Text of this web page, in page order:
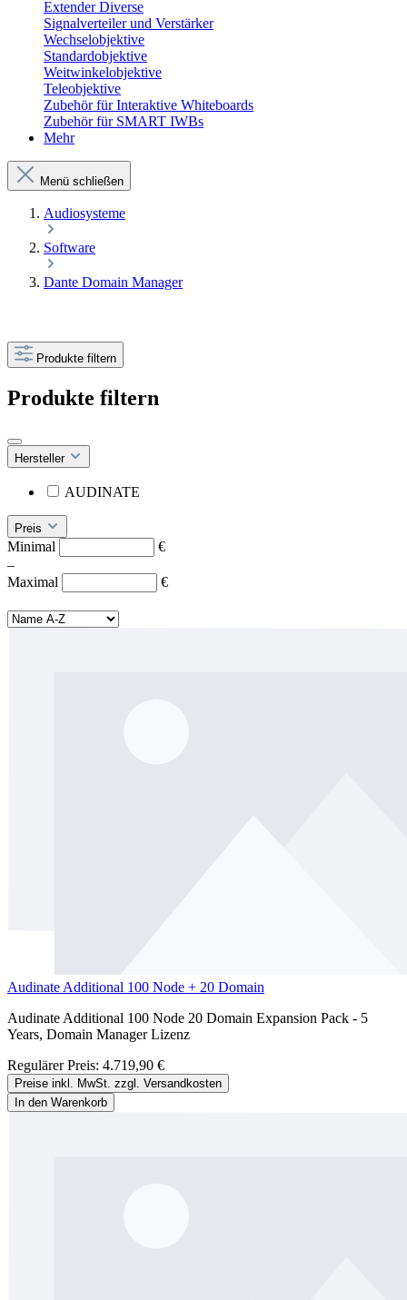
Extender Diverse
Signalverteiler und Verstärker
Wechselobjektive
Standardobjektive
Weitwinkelobjektive
Teleobjektive
Zubehör für Interaktive Whiteboards
Zubehör für SMART IWBs
Mehr
Menü schließen
Audiosysteme
Software
Dante Domain Manager
Produkte filtern
Produkte filtern
Hersteller
AUDINATE
Preis
Minimal
€
–
Maximal
€
Audinate Additional 100 Node + 20 Domain
Audinate Additional 100 Node 20 Domain Expansion Pack - 5
Years, Domain Manager Lizenz
Regulärer Preis: 4.719,90 €
Preise inkl. MwSt. zzgl. Versandkosten
In den Warenkorb